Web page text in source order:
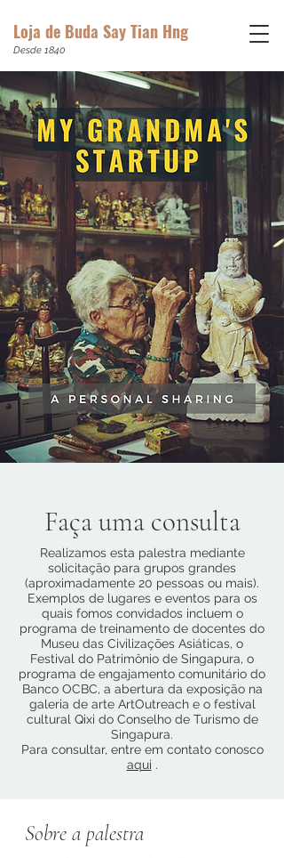
Loja de Buda Say Tian Hng
Desde 1840
Faça uma consulta
Realizamos esta palestra mediante
solicitação para grupos grandes
(aproximadamente 20 pessoas ou mais).
Exemplos de lugares e eventos para os
quais fomos convidados incluem o
programa de treinamento de docentes do
Museu das Civilizações Asiáticas, o
Festival do Patrimônio de Singapura, o
programa de engajamento comunitário do
Banco OCBC, a abertura da exposição na
galeria de arte ArtOutreach e o festival
cultural Qixi do Conselho de Turismo de
Singapura.
Para consultar, entre em contato conosco
aqui .
Sobre a palestra